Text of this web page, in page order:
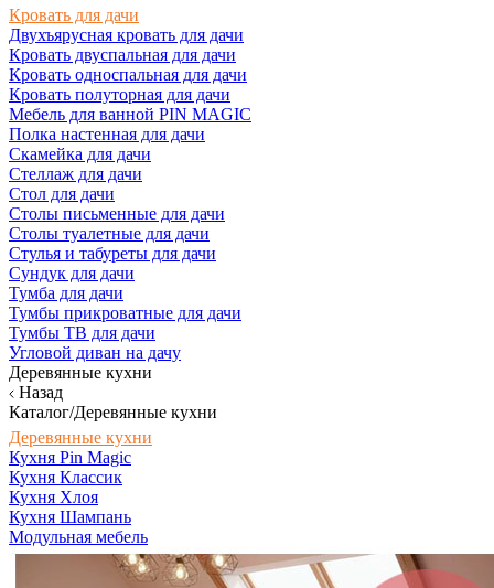
Кровать для дачи
Двухъярусная кровать для дачи
Кровать двуспальная для дачи
Кровать односпальная для дачи
Кровать полуторная для дачи
Мебель для ванной PIN MAGIC
Полка настенная для дачи
Скамейка для дачи
Стеллаж для дачи
Стол для дачи
Столы письменные для дачи
Столы туалетные для дачи
Стулья и табуреты для дачи
Сундук для дачи
Тумба для дачи
Тумбы прикроватные для дачи
Тумбы ТВ для дачи
Угловой диван на дачу
Деревянные кухни
Назад
Каталог/Деревянные кухни
Деревянные кухни
Кухня Pin Magic
Кухня Классик
Кухня Хлоя
Кухня Шампань
Модульная мебель